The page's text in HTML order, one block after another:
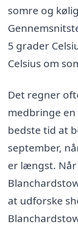
somre og
5 grader
Celsius om
Det regner
medbringe
bedste tid at
september,
er længst.
at udforske